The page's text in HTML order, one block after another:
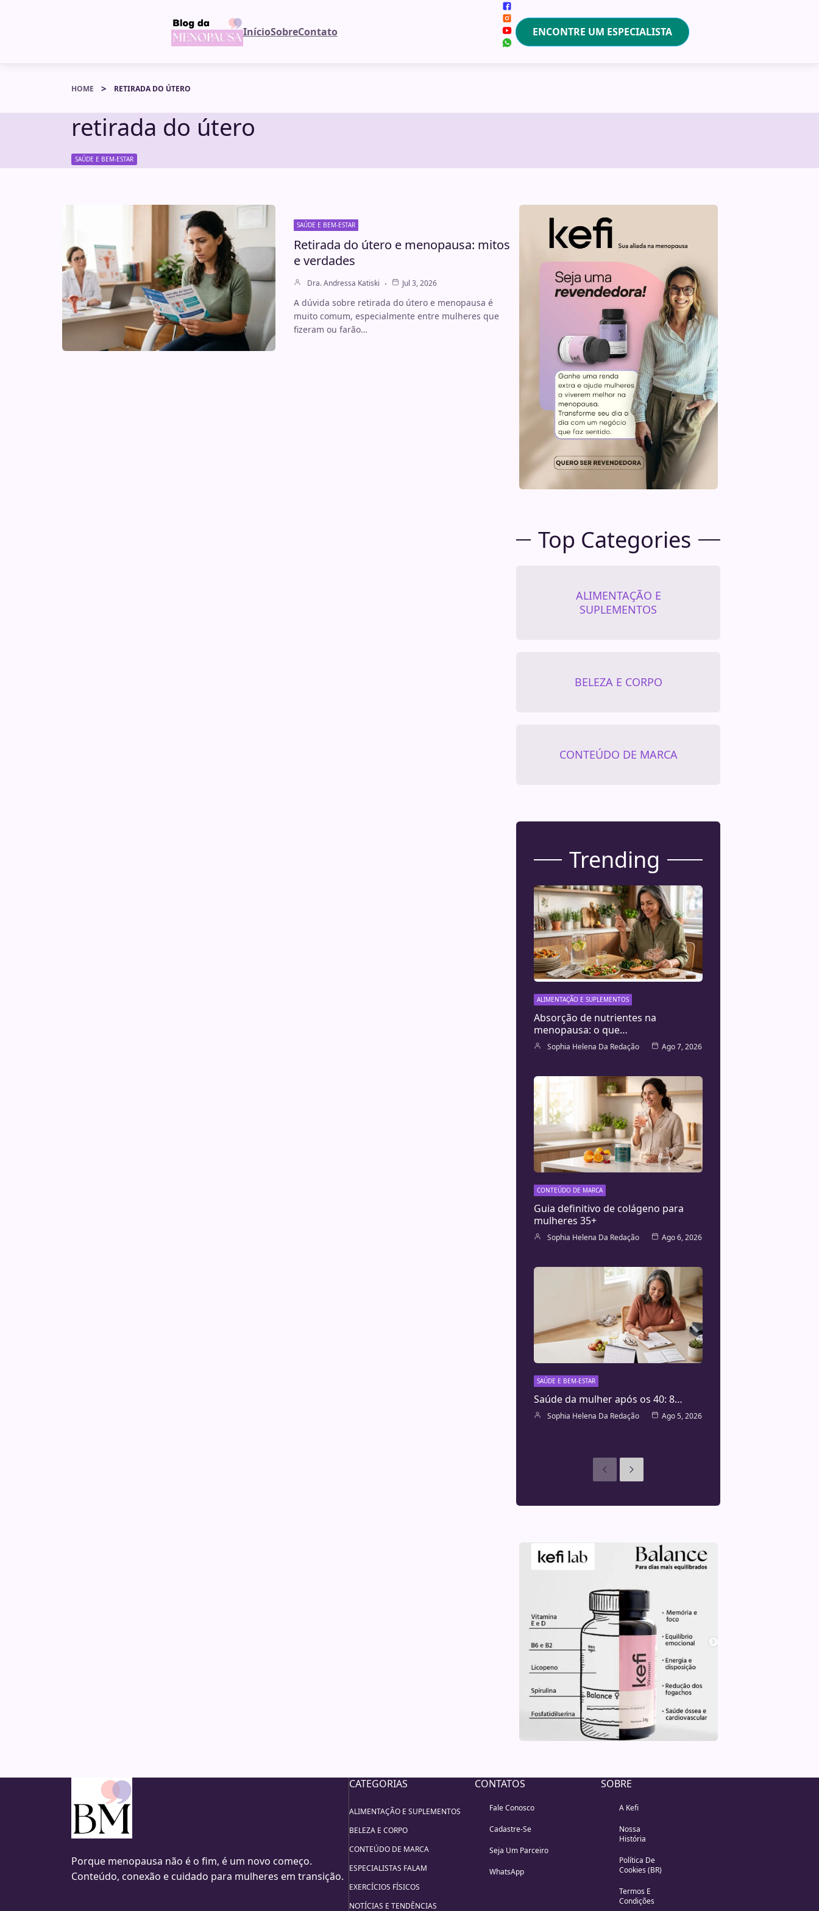
InícioSobreContato ENCONTRE UM ESPECIALISTA
HOME RETIRADA DO ÚTERO
retirada do útero
SAÚDE E BEM-ESTAR
SAÚDE E BEM-ESTAR
Retirada do útero e menopausa: mitos
e verdades
Dra. Andressa Katiski Jul 3, 2026
A dúvida sobre retirada do útero e menopausa é
muito comum, especialmente entre mulheres que
fizeram ou farão…
Top Categories
ALIMENTAÇÃO E
SUPLEMENTOS
BELEZA E CORPO
CONTEÚDO DE MARCA
Trending
ALIMENTAÇÃO E SUPLEMENTOS
Absorção de nutrientes na
menopausa: o que…
Sophia Helena Da Redação Ago 7, 2026
CONTEÚDO DE MARCA
Guia definitivo de colágeno para
mulheres 35+
Sophia Helena Da Redação Ago 6, 2026
SAÚDE E BEM-ESTAR
Saúde da mulher após os 40: 8…
Sophia Helena Da Redação Ago 5, 2026
AnterioresSeguinte
Porque menopausa não é o fim, é um novo começo.
Conteúdo, conexão e cuidado para mulheres em transição.
CATEGORIAS
ALIMENTAÇÃO E SUPLEMENTOS
BELEZA E CORPO
CONTEÚDO DE MARCA
ESPECIALISTAS FALAM
EXERCÍCIOS FÍSICOS
NOTÍCIAS E TENDÊNCIAS
CONTATOS
Fale Conosco
Cadastre-Se
Seja Um Parceiro
WhatsApp
SOBRE
A Kefi
Nossa
História
Política De
Cookies (BR)
Termos E
Condições